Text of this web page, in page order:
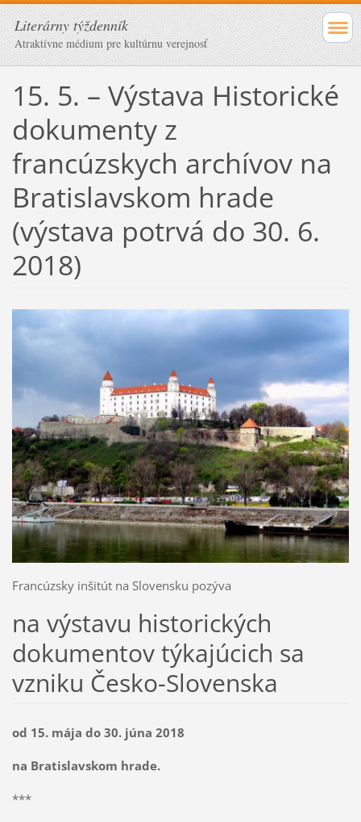
Literárny týždenník
Atraktívne médium pre kultúrnu verejnosť
15. 5. – Výstava Historické
dokumenty z
francúzskych archívov na
Bratislavskom hrade
(výstava potrvá do 30. 6.
2018)
Francúzsky inšitút na Slovensku pozýva
na výstavu historických
dokumentov týkajúcich sa
vzniku Česko-Slovenska
od 15. mája do 30. júna 2018
na Bratislavskom hrade.
***